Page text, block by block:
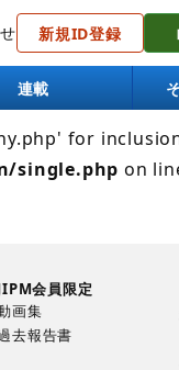
新規ID登録
連載
stream: No
for
single.php on
会員限定
画集
去報告書